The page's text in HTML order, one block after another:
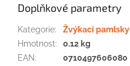
Doplňkové parametry
Kategorie:
Žvýkací pamlsky
Hmotnost:
0.12 kg
EAN:
0710497606080